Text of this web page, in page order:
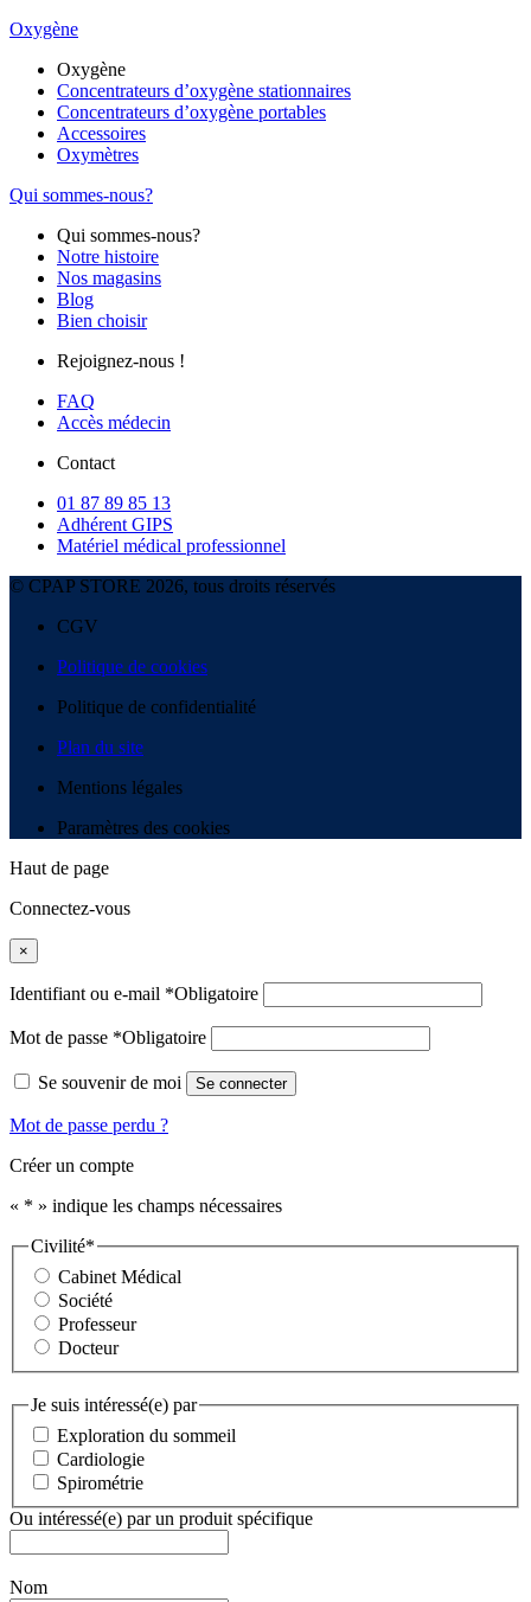
Oxygène
Oxygène
Concentrateurs d’oxygène stationnaires
Concentrateurs d’oxygène portables
Accessoires
Oxymètres
Qui sommes-nous?
Qui sommes-nous?
Notre histoire
Nos magasins
Blog
Bien choisir
Rejoignez-nous !
FAQ
Accès médecin
Contact
01 87 89 85 13
Adhérent GIPS
Matériel médical professionnel
© CPAP STORE 2026, tous droits réservés
CGV
Politique de cookies
Politique de confidentialité
Plan du site
Mentions légales
Paramètres des cookies
Haut de page
Connectez-vous
×
Identifiant ou e-mail *Obligatoire
Mot de passe *Obligatoire
Se souvenir de moi Se connecter
Mot de passe perdu ?
Créer un compte
« * » indique les champs nécessaires
Civilité*
Cabinet Médical
Société
Professeur
Docteur
Je suis intéressé(e) par
Exploration du sommeil
Cardiologie
Spirométrie
Ou intéressé(e) par un produit spécifique
Nom